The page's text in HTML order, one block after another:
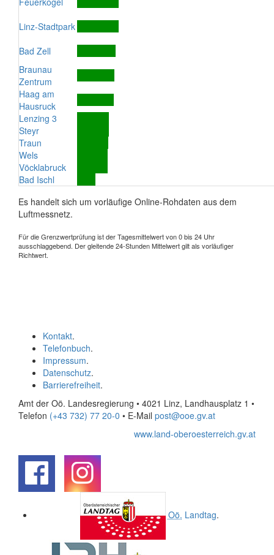
Linz-Stadtpark
Bad Zell
Braunau
Zentrum
Haag am
Hausruck
Lenzing 3
Steyr
Traun
Wels
Vöcklabruck
Bad Ischl
Es handelt sich um vorläufige Online-Rohdaten aus dem
Luftmessnetz.
Für die Grenzwertprüfung ist der Tagesmittelwert von 0 bis 24 Uhr
ausschlaggebend. Der gleitende 24-Stunden Mittelwert gilt als vorläufiger
Richtwert.
Kontakt.
Telefonbuch.
Impressum.
Datenschutz.
Barrierefreiheit.
Amt der Oö. Landesregierung • 4021 Linz, Landhausplatz 1 •
Telefon (+43 732) 77 20-0 • E-Mail post@ooe.gv.at
www.land-oberoesterreich.gv.at
Oö. Landtag.